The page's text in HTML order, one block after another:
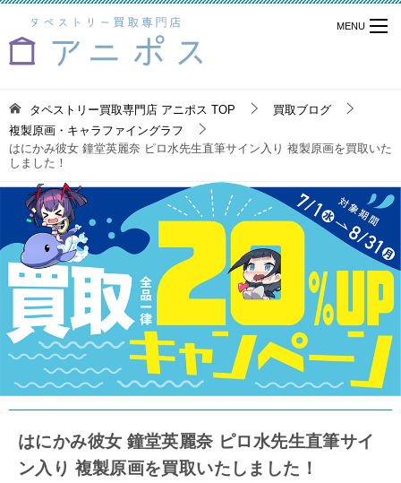
タペストリー買取専門店 アニポス TOP
買取ブログ
複製原画・キャラファイングラフ
はにかみ彼女 鐘堂英麗奈 ピロ水先生直筆サイン入り 複製原画を買取いた
しました！
はにかみ彼女 鐘堂英麗奈 ピロ水先生直筆サイ
ン入り 複製原画を買取いたしました！